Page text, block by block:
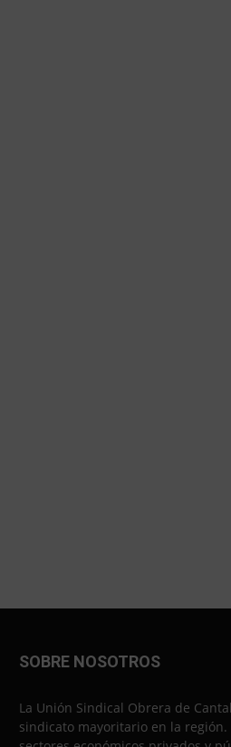
SOBRE NOSOTROS
La Unión Sindical Obrera de
sindicato mayoritario en la